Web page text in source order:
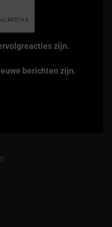
zijn.
berichten zijn.